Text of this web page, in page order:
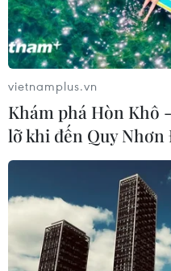
Bảo đảm chính xác,
chuẩn tuyển sinh các
đội
07/08/2026 12:26
Phát hiện đối tượng
phép vũ khí quân dụng
Hai người trọng thương
ngang đường đè trúng
vietnamplus.vn
Khám phá Hòn Khô
lỡ khi đến Quy